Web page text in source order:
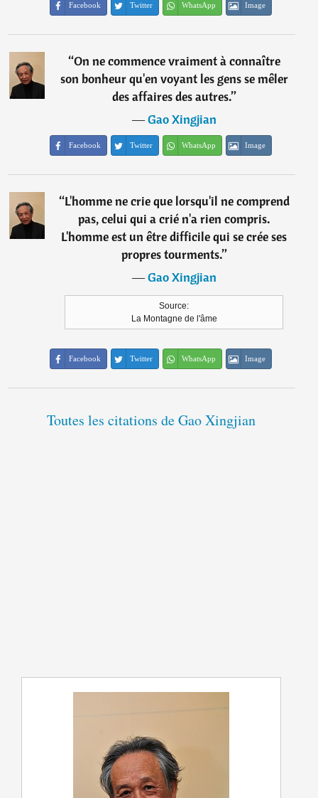
Facebook Twitter WhatsApp Image
“On ne commence vraiment à connaître
son bonheur qu'en voyant les gens se mêler
des affaires des autres.”
―Gao Xingjian
Facebook Twitter WhatsApp Image
“L'homme ne crie que lorsqu'il ne comprend
pas, celui qui a crié n'a rien compris.
L'homme est un être difficile qui se crée ses
propres tourments.”
―Gao Xingjian
Source:
La Montagne de l'âme
Facebook Twitter WhatsApp Image
Toutes les citations de Gao Xingjian